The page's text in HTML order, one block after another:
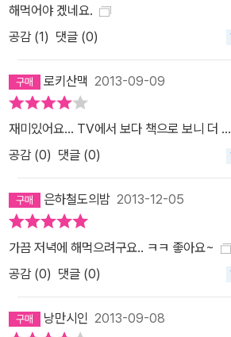
해먹어야 겠네요.
공감 (1) 댓글 (0)
로키산맥 2013-09-09
재미있어요... TV에서 보다 책으로 보니 더 ...
공감 (0) 댓글 (0)
은하철도의밤 2013-12-05
가끔 저녁에 해먹으려구요.. ㅋㅋ 좋아요~
공감 (0) 댓글 (0)
낭만시인 2013-09-08